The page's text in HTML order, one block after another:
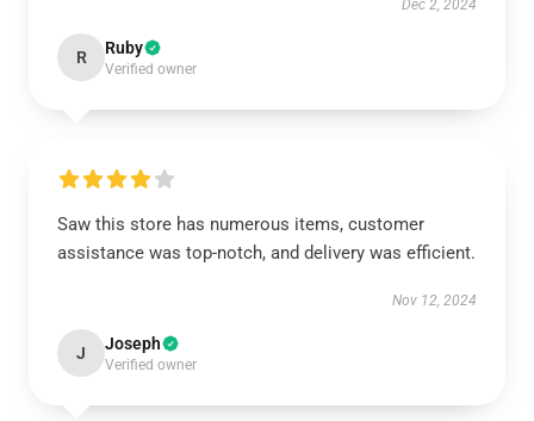
Dec 2, 2024
R Ruby
Verified owner
Saw this store has numerous items, customer
assistance was top-notch, and delivery was efficient.
Nov 12, 2024
J Joseph
Verified owner